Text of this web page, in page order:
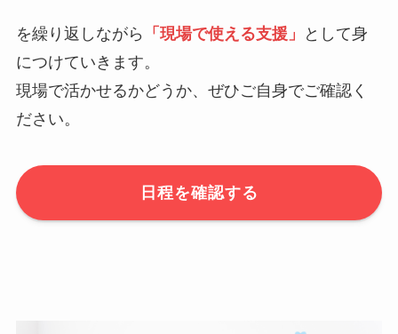
を繰り返しながら 「現場で使える支援」
として身
につけていきます。
現場で活かせるかどうか、ぜひご自身でご確認く
ださい。
日程を確認する